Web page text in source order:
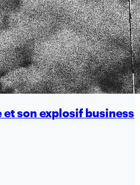
et son explosif business